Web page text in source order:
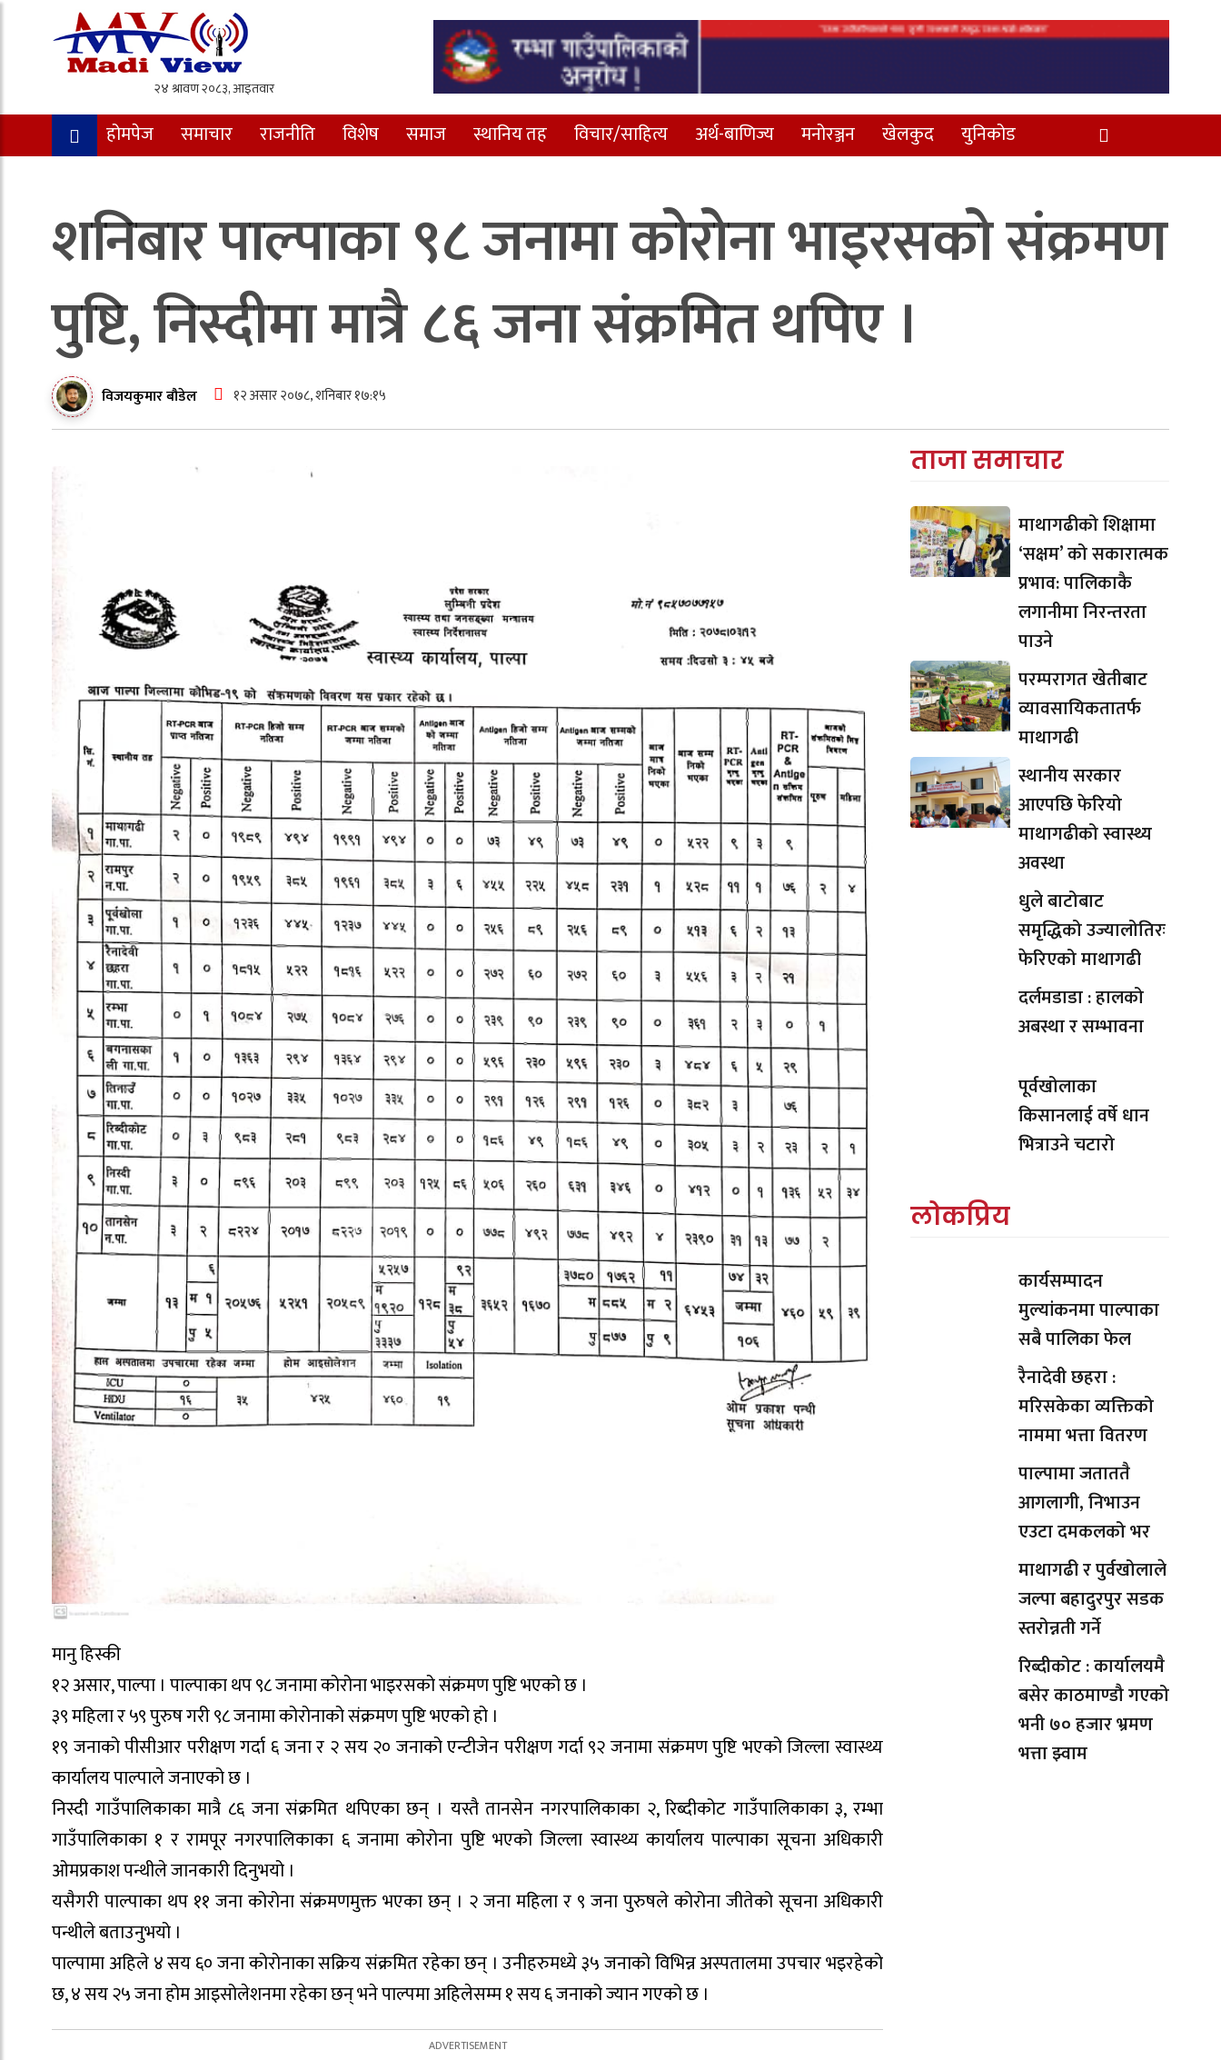
होमपेज समाचार राजनीति विशेष समाज स्थानिय तह विचार/साहित्य अर्थ-बाणिज्य मनोरञ्जन खेलकुद युनिकोड
शनिबार पाल्पाका ९८ जनामा कोरोना भाइरसको संक्रमण
पुष्टि, निस्दीमा मात्रै ८६ जना संक्रमित थपिए ।
विजयकुमार बौडेल १२ असार २०७८, शनिबार १७:१५
मानु हिस्की
१२ असार, पाल्पा । पाल्पाका थप ९८ जनामा कोरोना भाइरसको संक्रमण पुष्टि भएको छ ।
३९ महिला र ५९ पुरुष गरी ९८ जनामा कोरोनाको संक्रमण पुष्टि भएको हो ।
१९ जनाको पीसीआर परीक्षण गर्दा ६ जना र २ सय २० जनाको एन्टीजेन परीक्षण गर्दा ९२ जनामा संक्रमण पुष्टि भएको जिल्ला स्वास्थ्य
कार्यालय पाल्पाले जनाएको छ ।
निस्दी गाउँपालिकाका मात्रै ८६ जना संक्रमित थपिएका छन् । यस्तै तानसेन नगरपालिकाका २, रिब्दीकोट गाउँपालिकाका ३, रम्भा
गाउँपालिकाका १ र रामपूर नगरपालिकाका ६ जनामा कोरोना पुष्टि भएको जिल्ला स्वास्थ्य कार्यालय पाल्पाका सूचना अधिकारी
ओमप्रकाश पन्थीले जानकारी दिनुभयो ।
यसैगरी पाल्पाका थप ११ जना कोरोना संक्रमणमुक्त भएका छन् । २ जना महिला र ९ जना पुरुषले कोरोना जीतेको सूचना अधिकारी
पन्थीले बताउनुभयो ।
पाल्पामा अहिले ४ सय ६० जना कोरोनाका सक्रिय संक्रमित रहेका छन् । उनीहरुमध्ये ३५ जनाको विभिन्न अस्पतालमा उपचार भइरहेको
छ, ४ सय २५ जना होम आइसोलेशनमा रहेका छन् भने पाल्पमा अहिलेसम्म १ सय ६ जनाको ज्यान गएको छ ।
ताजा समाचार
माथागढीको शिक्षामा
‘सक्षम’ को सकारात्मक
प्रभाव: पालिकाकै
लगानीमा निरन्तरता
पाउने
परम्परागत खेतीबाट
व्यावसायिकतातर्फ
माथागढी
स्थानीय सरकार
आएपछि फेरियो
माथागढीको स्वास्थ्य
अवस्था
धुले बाटोबाट
समृद्धिको उज्यालोतिरः
फेरिएको माथागढी
दर्लमडाडा : हालको
अबस्था र सम्भावना
पूर्वखोलाका
किसानलाई वर्षे धान
भित्राउने चटारो
लोकप्रिय
कार्यसम्पादन
मुल्यांकनमा पाल्पाका
सबै पालिका फेल
रैनादेवी छहरा :
मरिसकेका व्यक्तिको
नाममा भत्ता वितरण
पाल्पामा जताततै
आगलागी, निभाउन
एउटा दमकलको भर
माथागढी र पुर्वखोलाले
जल्पा बहादुरपुर सडक
स्तरोन्नती गर्ने
रिब्दीकोट : कार्यालयमै
बसेर काठमाण्डौ गएको
भनी ७० हजार भ्रमण
भत्ता झ्वाम